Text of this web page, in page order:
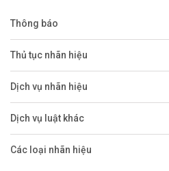
Thông báo
Thủ tục nhãn hiệu
Dịch vụ nhãn hiệu
Dịch vụ luật khác
Các loại nhãn hiệu